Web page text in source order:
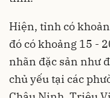
Hiện, tỉnh có
đó có khoảng 15 -
nhãn đặc sản như
chủ yếu tại các